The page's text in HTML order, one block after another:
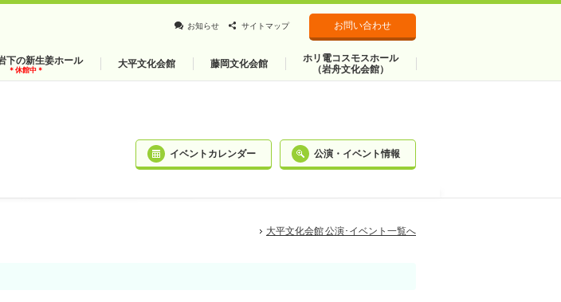
下の新生姜ホール
＊休館中＊ 大平文化会館 藤岡文化会館
ホリ電コスモスホール
（岩舟文化会館）
お知らせ サイトマップ お問い合わせ
イベントカレンダー 公演・イベント情報
大平文化会館 公演･イベント一覧へ